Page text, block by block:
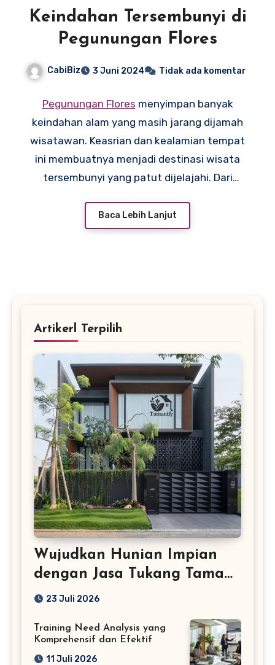
Keindahan Tersembunyi di
Pegunungan Flores
CabiBiz 3 Juni 2024 Tidak ada komentar
Pegunungan Flores menyimpan banyak
keindahan alam yang masih jarang dijamah
wisatawan. Keasrian dan kealamian tempat
ini membuatnya menjadi destinasi wisata
tersembunyi yang patut dijelajahi. Dari
udara segar yang menyegarkan, pegunungan
Flores menawarkan pengalaman yang tak
Baca Lebih Lanjut
Artikerl Terpilih
Wujudkan Hunian Impian
dengan Jasa Tukang Taman
Profesional
23 Juli 2026
Training Need Analysis yang
Komprehensif dan Efektif
11 Juli 2026